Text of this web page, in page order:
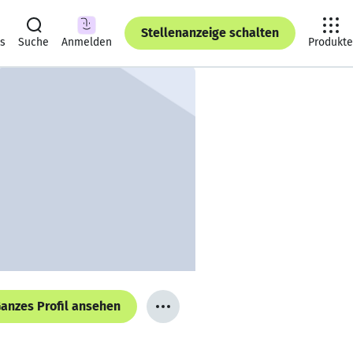
Suche Anmelden
Stellenanzeige schalten
Produkte
Profil ansehen